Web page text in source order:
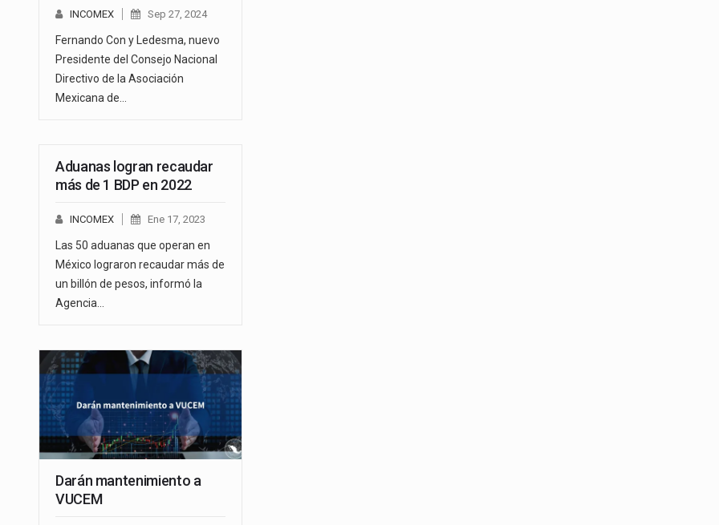
INCOMEX Sep 27, 2024
Fernando Con y Ledesma, nuevo
Presidente del Consejo Nacional
Directivo de la Asociación
Mexicana de…
Aduanas logran recaudar
más de 1 BDP en 2022
INCOMEX Ene 17, 2023
Las 50 aduanas que operan en
México lograron recaudar más de
un billón de pesos, informó la
Agencia…
Darán mantenimiento a
VUCEM